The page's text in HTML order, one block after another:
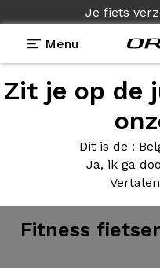
Je fiets
Menu
Zit je op de
Dit is de :
Ja, ik ga
Plat stuur>
Fitness